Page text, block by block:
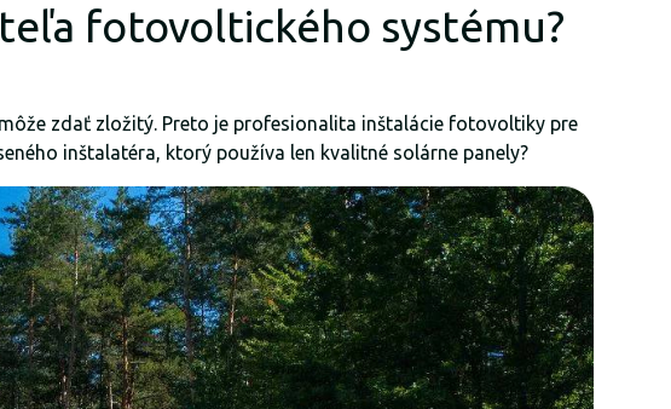
fotovoltického systému?
zdať zložitý. Preto je profesionalita inštalácie fotovoltiky pre
inštalatéra, ktorý používa len kvalitné solárne panely?